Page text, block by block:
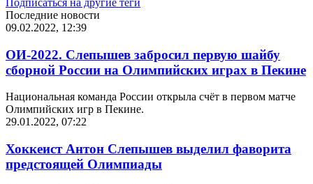
Последние новости
09.02.2022, 12:39
ОИ-2022. Слепышев забросил первую шайбу
сборной России на Олимпийских играх в Пекине
Национальная команда России открыла счёт в первом матче
Олимпийских игр в Пекине.
29.01.2022, 07:22
Хоккеист Антон Слепышев выделил фаворита
предстоящей Олимпиады